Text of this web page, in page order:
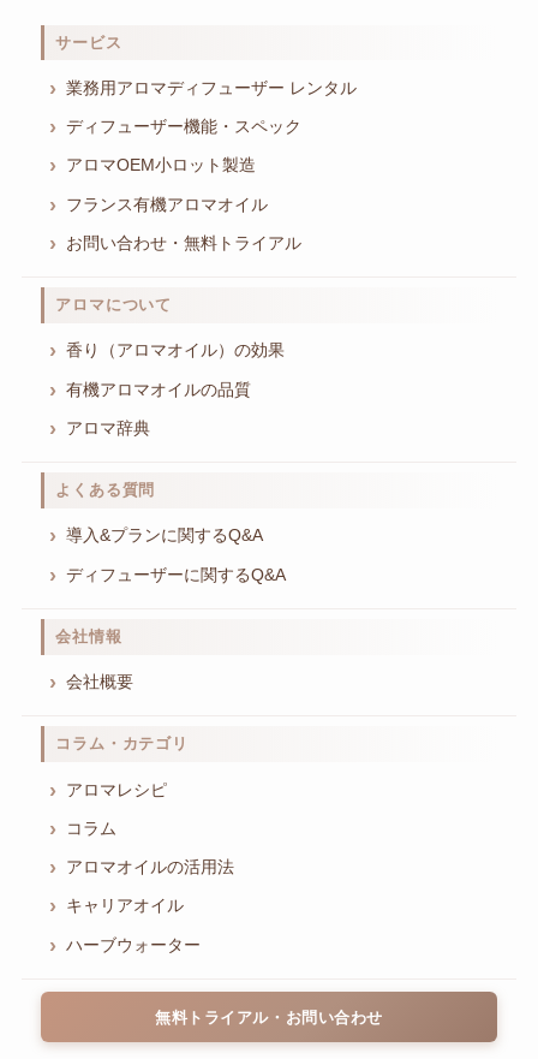
サービス
業務用アロマディフューザー レンタル
ディフューザー機能・スペック
アロマOEM小ロット製造
フランス有機アロマオイル
お問い合わせ・無料トライアル
アロマについて
香り（アロマオイル）の効果
有機アロマオイルの品質
アロマ辞典
よくある質問
導入&プランに関するQ&A
ディフューザーに関するQ&A
会社情報
会社概要
コラム・カテゴリ
アロマレシピ
コラム
アロマオイルの活用法
キャリアオイル
ハーブウォーター
無料トライアル・お問い合わせ